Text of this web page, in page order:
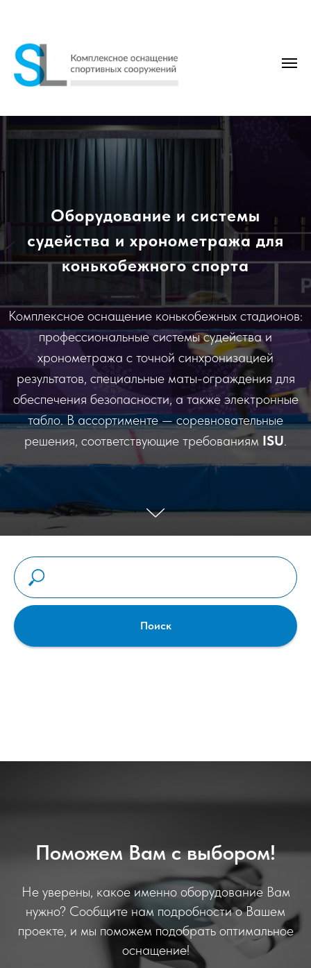
Оборудование и системы
судейства и хронометража для
конькобежного спорта
Комплексное оснащение конькобежных стадионов:
профессиональные системы судейства и
хронометража с точной синхронизацией
результатов, специальные маты-ограждения для
обеспечения безопасности, а также электронные
табло. В ассортименте — соревновательные
решения, соответствующие требованиям ISU.
Поиск
Поможем Вам с выбором!
Не уверены, какое именно оборудование Вам
нужно? Сообщите нам подробности о Вашем
проекте, и мы поможем подобрать оптимальное
оснащение!